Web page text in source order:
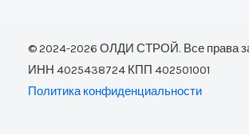
© 2024-2026 ОЛДИ СТРОЙ. Все права
ИНН 4025438724 КПП 402501001
Политика конфиденциальности